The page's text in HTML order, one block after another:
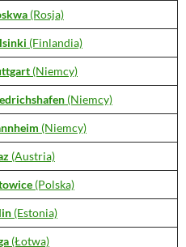
(Rosja)
(Finlandia)
(Niemcy)
(Niemcy)
(Niemcy)
(Austria)
(Polska)
(Estonia)
(Łotwa)